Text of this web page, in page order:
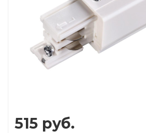
515 руб.